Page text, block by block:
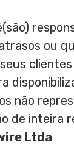
ou
não
de inteira
Ltda